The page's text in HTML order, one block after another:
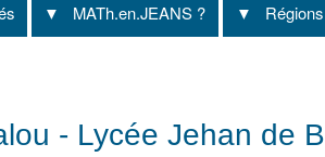
MATh.en.JEANS ?
- Lycée Jehan de